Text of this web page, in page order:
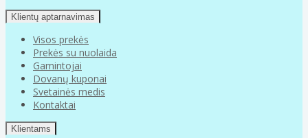
Klientų aptarnavimas
Visos prekės
Prekės su nuolaida
Gamintojai
Dovanų kuponai
Svetainės medis
Kontaktai
Klientams